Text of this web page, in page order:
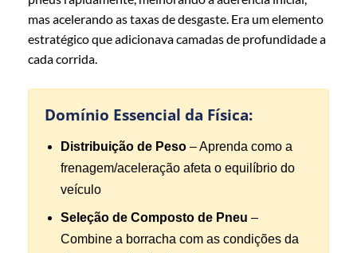
mas acelerando as taxas de desgaste. Era um elemento
estratégico que adicionava camadas de profundidade a
cada corrida.
Domínio Essencial da Física:
Distribuição de Peso – Aprenda como a
frenagem/aceleração afeta o equilíbrio do
veículo
Seleção de Composto de Pneu –
Combine a borracha com as condições da